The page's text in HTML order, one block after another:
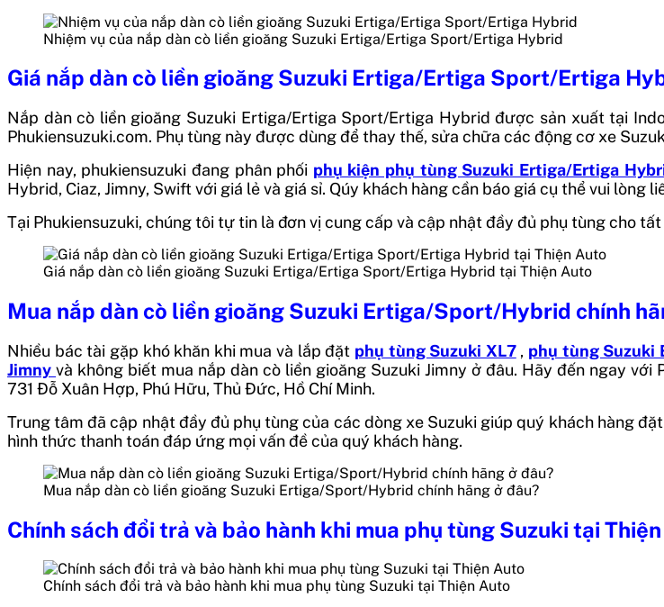
Nhiệm vụ của nắp dàn cò liền gioăng Suzuki Ertiga/Ertiga Sport/Ertiga Hybrid
Giá nắp dàn cò liền gioăng Suzuki Ertiga/Ertiga Sport/Ertiga
Nắp dàn cò liền gioăng Suzuki Ertiga/Ertiga Sport/Ertiga Hybrid được sản xuất tại
Phukiensuzuki.com. Phụ tùng này được dùng để thay thế, sửa chữa các động cơ xe
Hiện nay, phukiensuzuki đang phân phối phụ kiện phụ tùng Suzuki Ertiga/Ertiga
Hybrid, Ciaz, Jimny, Swift với giá lẻ và giá sỉ. Qúy khách hàng cần báo giá cụ thể vui lòng
Tại Phukiensuzuki, chúng tôi tự tin là đơn vị cung cấp và cập nhật đầy đủ phụ tùng cho
Giá nắp dàn cò liền gioăng Suzuki Ertiga/Ertiga Sport/Ertiga Hybrid tại Thiện Auto
Mua nắp dàn cò liền gioăng Suzuki Ertiga/Sport/Hybrid chính
Nhiều bác tài gặp khó khăn khi mua và lắp đặt phụ tùng Suzuki XL7, phụ tùng Suzuki
Jimny và không biết mua nắp dàn cò liền gioăng Suzuki Jimny ở đâu. Hãy đến ngay
731 Đỗ Xuân Hợp, Phú Hữu, Thủ Đức, Hồ Chí Minh.
Trung tâm đã cập nhật đầy đủ phụ tùng của các dòng xe Suzuki giúp quý khách hàng
hình thức thanh toán đáp ứng mọi vấn đề của quý khách hàng.
Mua nắp dàn cò liền gioăng Suzuki Ertiga/Sport/Hybrid chính hãng ở đâu?
Chính sách đổi trả và bảo hành khi mua phụ tùng Suzuki tại
Chính sách đổi trả và bảo hành khi mua phụ tùng Suzuki tại Thiện Auto